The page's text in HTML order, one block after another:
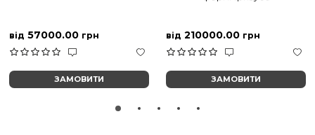
від 57000.00 грн
ЗАМОВИТИ
від 210000.00 грн
ЗАМОВИТИ